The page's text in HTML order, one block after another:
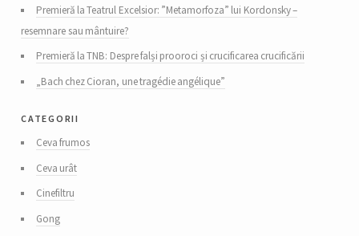
Premieră la Teatrul Excelsior: ”Metamorfoza” lui Kordonsky –
resemnare sau mântuire?
Premieră la TNB: Despre falși prooroci și crucificarea crucificării
„Bach chez Cioran, une tragédie angélique”
categorii
Ceva frumos
Ceva urât
Cinefiltru
Gong